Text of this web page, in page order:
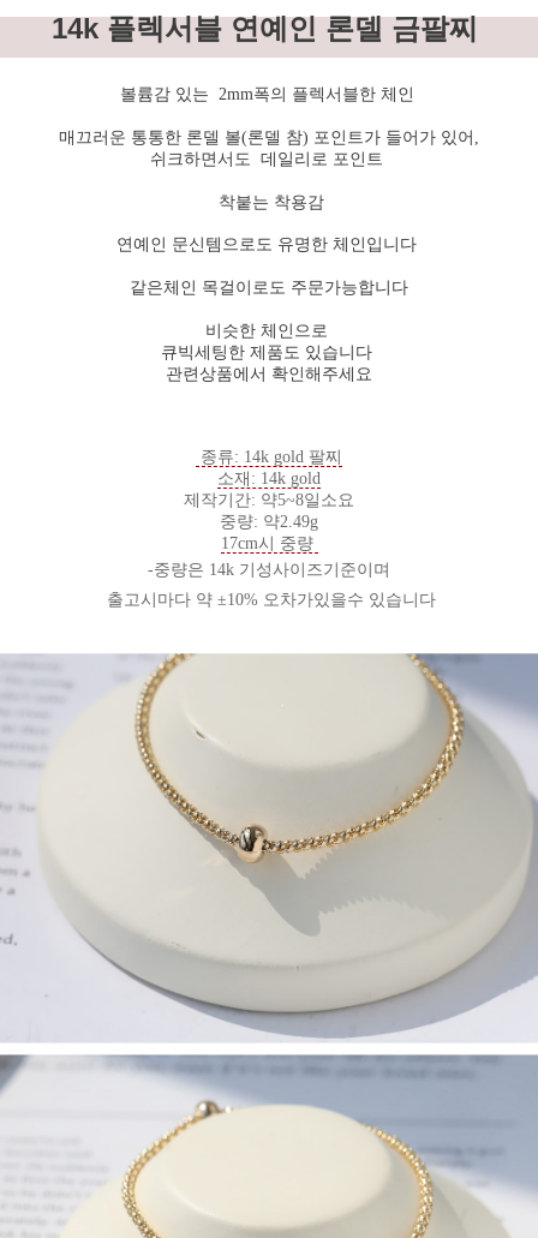
14k 플렉서블 연예인 론델 금팔찌
볼륨감 있는 2mm폭의 플렉서블한 체인
매끄러운 통통한 론델 볼(론델 참) 포인트가 들어가 있어,
쉬크하면서도 데일리로 포인트
착붙는 착용감
연예인 문신템으로도 유명한 체인입니다
같은체인 목걸이로도 주문가능합니다
비슷한 체인으로
큐빅세팅한 제품도 있습니다
관련상품에서 확인해주세요
종류: 14k gold 팔찌
소재: 14k gold
제작기간: 약5~8일소요
중량: 약2.49g
17cm시 중량
-중량은 14k 기성사이즈기준이며
출고시마다 약 ±10% 오차가있을수 있습니다